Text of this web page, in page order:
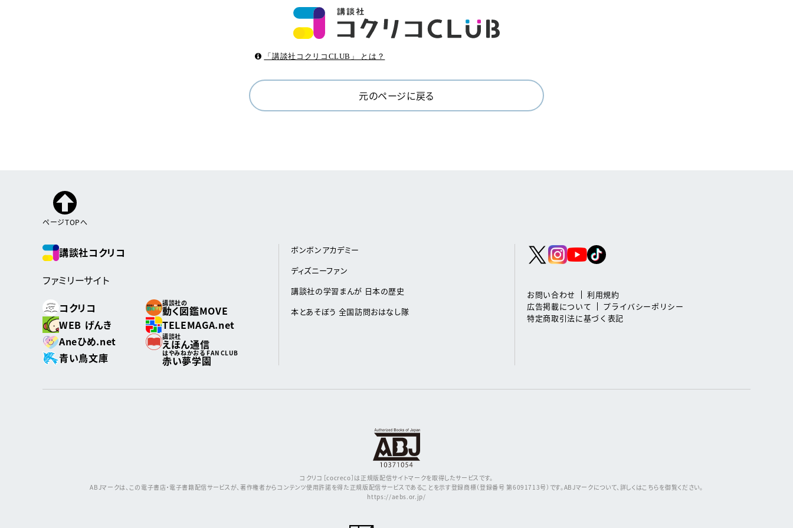
「講談社コクリコCLUB」 とは？
元のページに戻る
ページTOPへ
講談社コクリコ
ファミリーサイト
コクリコ
講談社の
動く図鑑MOVE
WEB げんき
TELEMAGA.net
Aneひめ.net
講談社
えほん通信
青い鳥文庫
はやみねかおる FAN CLUB
赤い夢学園
ボンボンアカデミー
ディズニーファン
講談社の学習まんが 日本の歴史
本とあそぼう 全国訪問おはなし隊
お問い合わせ
利用規約
広告掲載について
プライバシーポリシー
特定商取引法に基づく表記
コクリコ［cocreco］は正規版配信サイトマークを取得したサービスです。
ABJマークは、この電子書店・電子書籍配信サービスが、著作権者からコンテンツ使用許諾を得た正規版配信サービスであることを示す登録商標（登録番号 第6091713号）です。ABJマークについて、詳しくはこちらを御覧ください。
https://aebs.or.jp/